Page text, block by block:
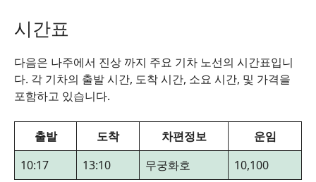
시간표
다음은 나주에서 진상 까지 주요 기차 노선의 시간표입니
다. 각 기차의 출발 시간, 도착 시간, 소요 시간, 및 가격을
포함하고 있습니다.
출발 도착 차편정보
운임
10:17
13:10 무궁화호 10,100